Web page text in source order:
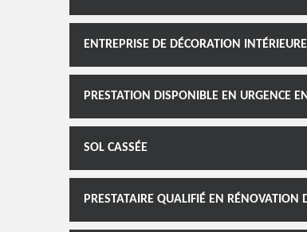
ENTREPRISE DE DÉCORATION
PRESTATION DISPONIBLE EN URGENCE
SOL CASSÉE
PRESTATAIRE QUALIFIÉ EN RÉNOVATION